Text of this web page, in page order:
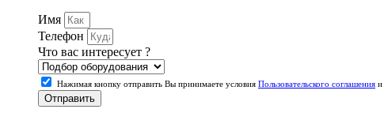
Имя
Телефон
Что вас интересует ?
Нажимая кнопку отправить Вы принимаете условия Пользовательского соглашения и
Отправить